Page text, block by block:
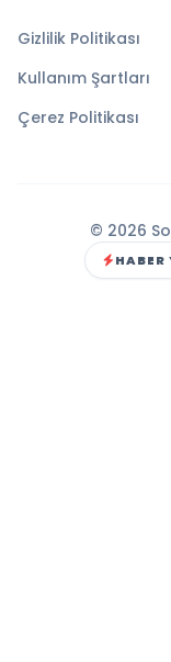
Gizlilik Politikası
Kullanım Şartları
Çerez Politikası
© 2026